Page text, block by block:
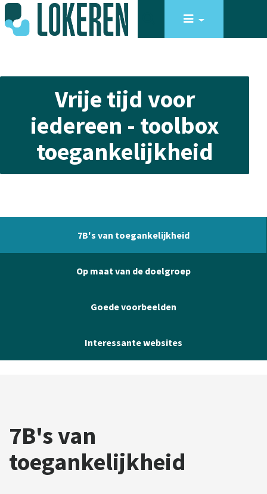
Vrije tijd voor
iedereen - toolbox
toegankelijkheid
7B's van toegankelijkheid
Op maat van de doelgroep
Goede voorbeelden
Interessante websites
7B's van
toegankelijkheid